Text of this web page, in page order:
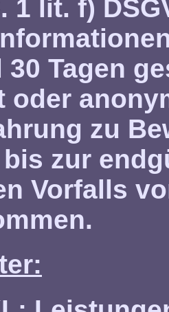
1 lit. f)
30 Tagen
oder
zu
zur
Vorfalls